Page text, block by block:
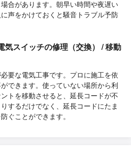
合があります。朝早い時間や夜遅い
声をかけておくと騒音トラブル予防
気スイッチの修理（交換） / 移動
要な電気工事です。プロに施工を依
できます。使っていない場所から利
トを移動させると、延長コードが不
するだけでなく、延長コードにたま
ぐことができます。